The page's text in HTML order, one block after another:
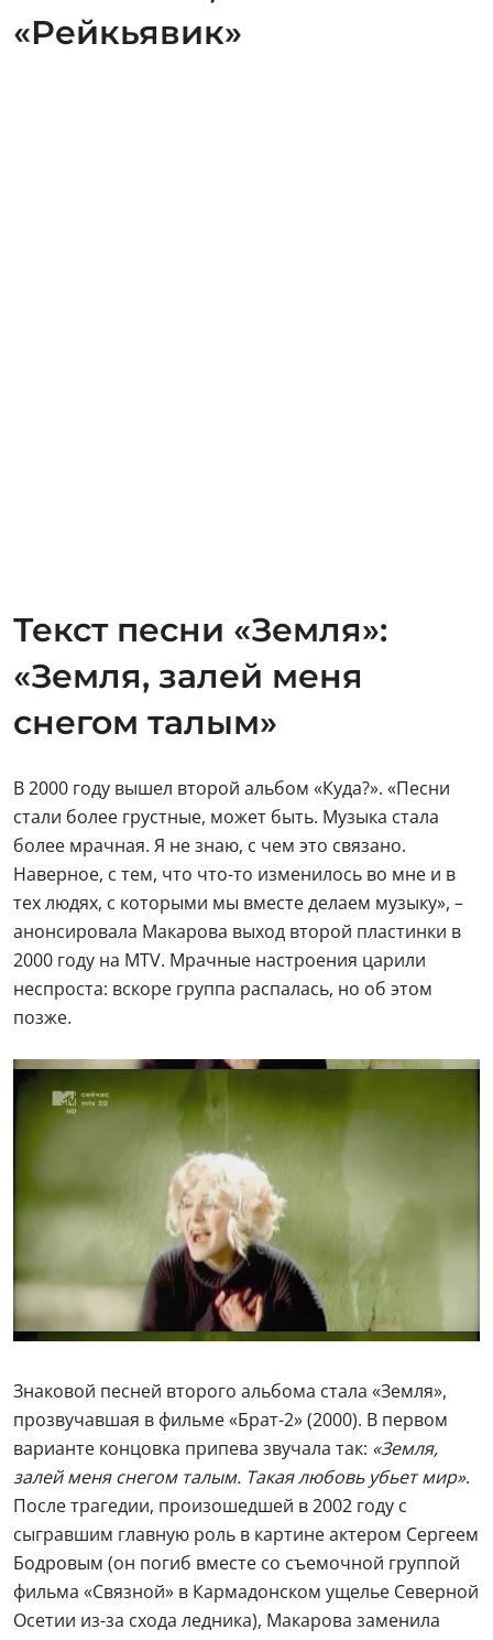
«Рейкьявик»
Текст песни «Земля»:
«Земля, залей меня
снегом талым»
В 2000 году вышел второй альбом «Куда?». «Песни
стали более грустные, может быть. Музыка стала
более мрачная. Я не знаю, с чем это связано.
Наверное, с тем, что что-то изменилось во мне и в
тех людях, с которыми мы вместе делаем музыку», –
анонсировала Макарова выход второй пластинки в
2000 году на MTV. Мрачные настроения царили
неспроста: вскоре группа распалась, но об этом
позже.
Знаковой песней второго альбома стала «Земля»,
прозвучавшая в фильме «Брат-2» (2000). В первом
варианте концовка припева звучала так: «Земля,
залей меня снегом талым. Такая любовь убьет мир».
После трагедии, произошедшей в 2002 году с
сыгравшим главную роль в картине актером Сергеем
Бодровым (он погиб вместе со съемочной группой
фильма «Связной» в Кармадонском ущелье Северной
Осетии из-за схода ледника), Макарова заменила